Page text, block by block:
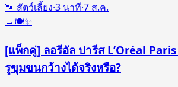
🐾 สัตว์เลี้ยง·3 นาที·7 ส.ค.
→🍽️✨
[แพ็กคู่] ลอรีอัล ปารีส L’Oréal
รูขุมขนกว้างได้จริงหรือ?